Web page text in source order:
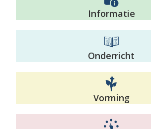
Informatie
Onderricht
Vorming